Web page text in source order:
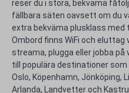
reser du i stora, bekväma
fällbara säten oavsett om du
extra bekväma plusklass med
Ombord finns WiFi och
streama, plugga eller jobba
till populära destinationer
Oslo, Köpenhamn, Jönköping,
Arlanda, Landvetter och